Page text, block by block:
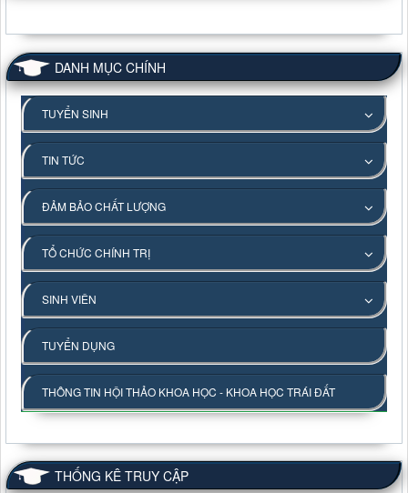
DANH MỤC CHÍNH
TUYỂN SINH
TIN TỨC
ĐẢM BẢO CHẤT LƯỢNG
TỔ CHỨC CHÍNH TRỊ
SINH VIÊN
TUYỂN DỤNG
THÔNG TIN HỘI THẢO KHOA HỌC - KHOA HỌC TRÁI ĐẤT
THỐNG KÊ TRUY CẬP